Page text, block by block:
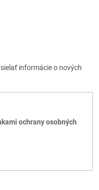
informácie o nových
ochrany osobných